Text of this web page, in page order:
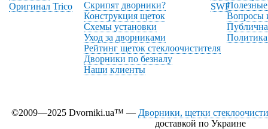
Оригинал Trico
SWF
Скрипят дворники?
Конструкция щеток
Схемы установки
Уход за дворниками
Рейтинг щеток стеклоочистителя
Дворники по безналу
Наши клиенты
Вопросы
©2009—2025 Dvorniki.ua™ — Дворники, щетки
доставкой по Украине